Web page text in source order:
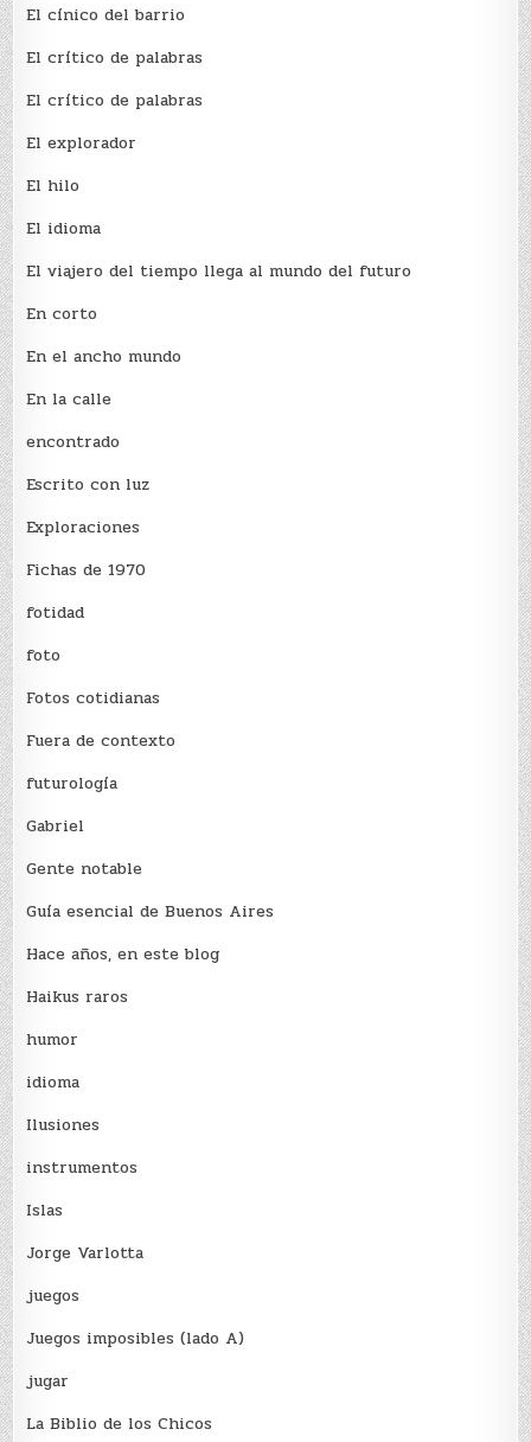
El cínico del barrio
El crí­tico de palabras
El crí­tico de palabras
El explorador
El hilo
El idioma
El viajero del tiempo llega al mundo del futuro
En corto
En el ancho mundo
En la calle
encontrado
Escrito con luz
Exploraciones
Fichas de 1970
fotidad
foto
Fotos cotidianas
Fuera de contexto
futurología
Gabriel
Gente notable
Guía esencial de Buenos Aires
Hace años, en este blog
Haikus raros
humor
idioma
Ilusiones
instrumentos
Islas
Jorge Varlotta
juegos
Juegos imposibles (lado A)
jugar
La Biblio de los Chicos